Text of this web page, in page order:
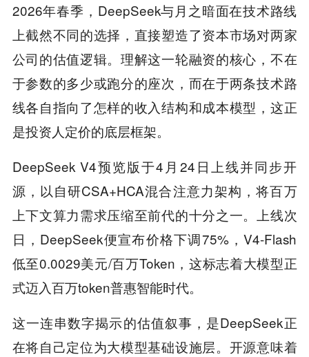
2026年春季，DeepSeek与月之暗面在技术路线
上截然不同的选择，直接塑造了资本市场对两家
公司的估值逻辑。理解这一轮融资的核心，不在
于参数的多少或跑分的座次，而在于两条技术路
线各自指向了怎样的收入结构和成本模型，这正
是投资人定价的底层框架。
DeepSeek V4预览版于4月24日上线并同步开
源，以自研CSA+HCA混合注意力架构，将百万
上下文算力需求压缩至前代的十分之一。上线次
日，DeepSeek便宣布价格下调75%，V4-Flash
低至0.0029美元/百万Token，这标志着大模型正
式迈入百万token普惠智能时代。
这一连串数字揭示的估值叙事，是DeepSeek正
在将自己定位为大模型基础设施层。开源意味着